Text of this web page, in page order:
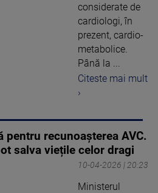
considerate de
cardiologi, în
prezent, cardio-
metabolice.
Până la ...
Citeste mai mult
›
pentru recunoașterea AVC.
salva viețile celor dragi
10-04-2026 | 20:23
Ministerul